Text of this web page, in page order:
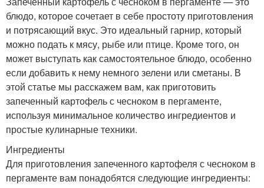
блюдо, которое сочетает в себе простоту приготовления
и потрясающий вкус. Это идеальный гарнир, который
можно подать к мясу, рыбе или птице. Кроме того, он
может выступать как самостоятельное блюдо, особенно
если добавить к нему немного зелени или сметаны. В
этой статье мы расскажем вам, как приготовить
запеченный картофель с чесноком в пергаменте,
используя минимальное количество ингредиентов и
простые кулинарные техники.
Ингредиенты
Для приготовления запеченного картофеля с чесноком в
пергаменте вам понадобятся следующие ингредиенты: